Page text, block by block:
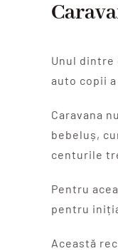
Unul dintre
auto copii
Caravana
bebeluș,
centurile
Pentru
pentru
Această